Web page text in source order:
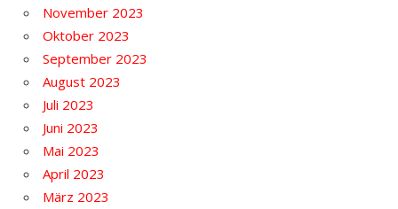
November 2023
Oktober 2023
September 2023
August 2023
Juli 2023
Juni 2023
Mai 2023
April 2023
März 2023